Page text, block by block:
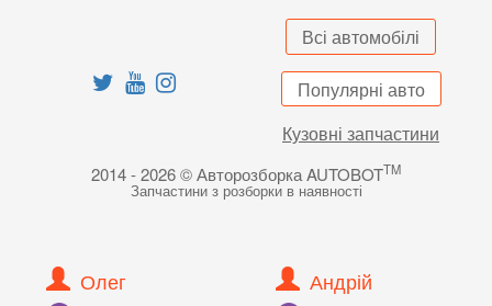
Всі автомобілі
Популярні авто
Кузовні запчастини
2014 - 2026 © Авторозборка AUTOBOTTM
Запчастини з розборки в наявності
Олег
Андрій